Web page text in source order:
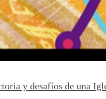
y desafíos de una